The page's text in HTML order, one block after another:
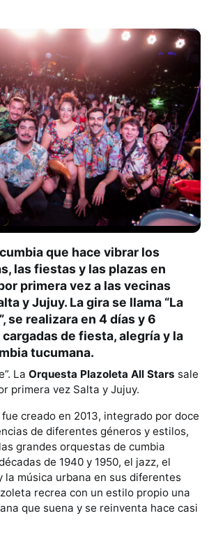
que hace vibrar los
las fiestas y las plazas en
primera vez a las vecinas
y Jujuy. La gira se llama “La
se realizara en 4 días y 6
de fiesta, alegría y la
tucumana.
La Orquesta Plazoleta All Stars sale
primera vez Salta y Jujuy.
creado en 2013, integrado por doce
de diferentes géneros y estilos,
grandes orquestas de cumbia
de 1940 y 1950, el jazz, el
la música urbana en sus diferentes
recrea con un estilo propio una
que suena y se reinventa hace casi